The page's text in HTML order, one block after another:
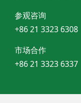
参观咨询
+86 21 3323 6308
市场合作
+86 21 3323 6337